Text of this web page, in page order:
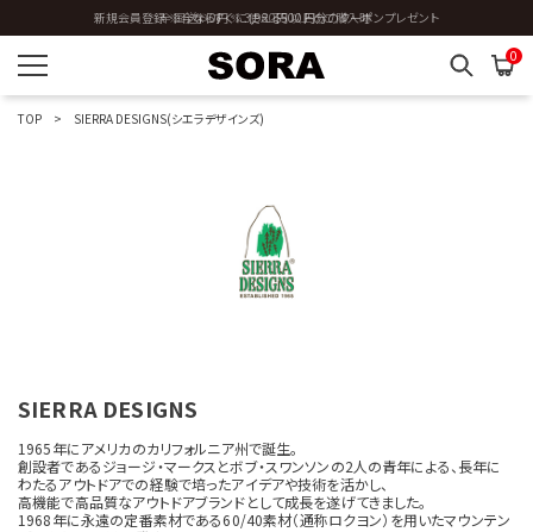
W
円〜
全国送料0円 ※3,980円以上のご購入時
新規会員登録 ※今ならすぐに使える500円分のクーポンプレゼント
0
TOP SIERRA DESIGNS(シエラデザインズ)
SIERRA DESIGNS
1965年にアメリカのカリフォルニア州で誕生。
創設者であるジョージ・マークスとボブ・スワンソンの2人の青年による、長年に
わたるアウトドアでの経験で培ったアイデアや技術を活かし、
高機能で高品質なアウトドアブランドとして成長を遂げてきました。
1968年に永遠の定番素材である60/40素材（通称ロクヨン）を用いたマウンテン